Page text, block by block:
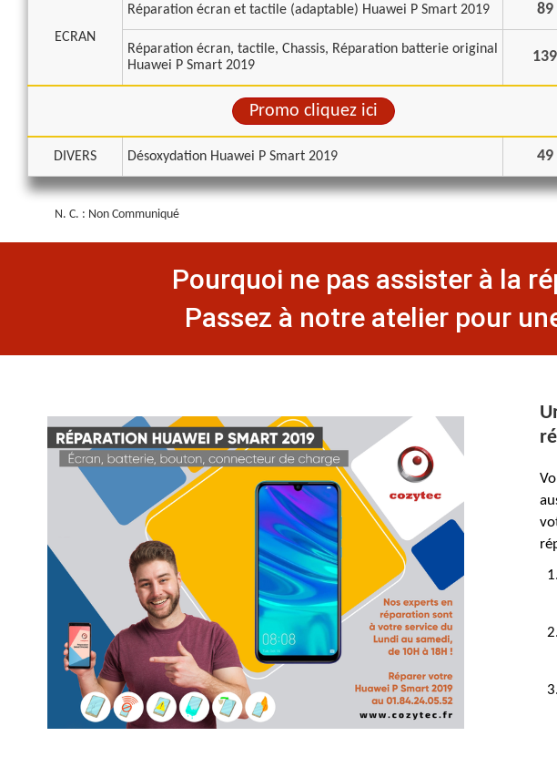
ECRAN
Réparation écran et tactile (adaptable) Huawei P Smart 2019 89
Réparation écran, tactile, Chassis, Réparation batterie original
Huawei P Smart 2019
Promo cliquez ici
DIVERS Désoxydation Huawei P Smart 2019 49
N. C. : Non Communiqué
Pourquoi ne pas assister à la
Passez à notre atelier pour